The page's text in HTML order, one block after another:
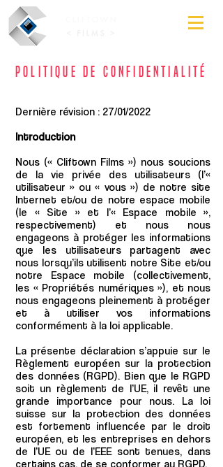
POLITIQUE DE CONFIDENTIALITÉ
Dernière révision : 27/01/2022
Introduction
Nous (« Cliftown Films ») nous soucions
de la vie privée des utilisateurs (l’«
utilisateur » ou « vous ») de notre site
Internet et/ou de notre espace mobile
(le « Site » et l’« Espace mobile »,
respectivement) et nous nous
engageons à protéger les informations
que les utilisateurs partagent avec
nous lorsqu’ils utilisent notre Site et/ou
notre Espace mobile (collectivement,
les « Propriétés numériques »), et nous
nous engageons pleinement à protéger
et à utiliser vos informations
conformément à la loi applicable.
La présente déclaration s’appuie sur le
Règlement européen sur la protection
des données (RGPD). Bien que le RGPD
soit un règlement de l’UE, il revêt une
grande importance pour nous. La loi
suisse sur la protection des données
est fortement influencée par le droit
européen, et les entreprises en dehors
de l’UE ou de l’EEE sont tenues, dans
certains cas, de se conformer au RGPD.